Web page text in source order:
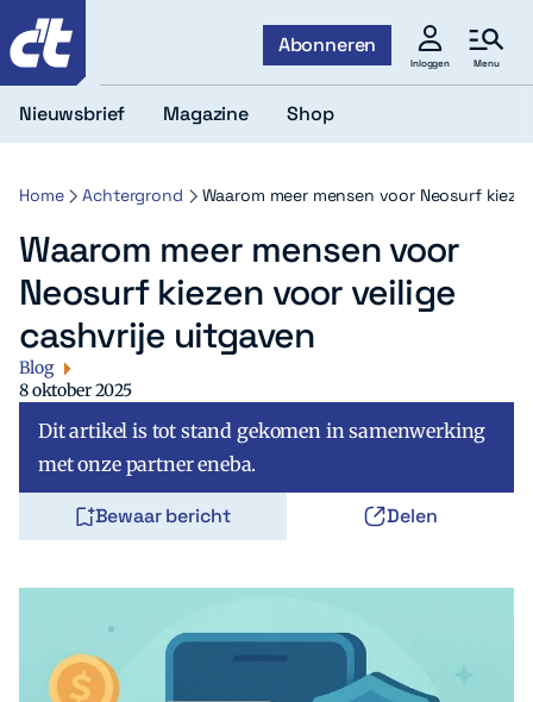
Abonneren
Inloggen Menu
Nieuwsbrief Magazine Shop
Home Achtergrond Waarom meer mensen voor Neosurf
Waarom meer mensen voor
Neosurf kiezen voor veilige
cashvrije uitgaven
Blog
8 oktober 2025
Dit artikel is tot stand gekomen in samenwerking
met onze partner eneba.
Bewaar bericht Delen